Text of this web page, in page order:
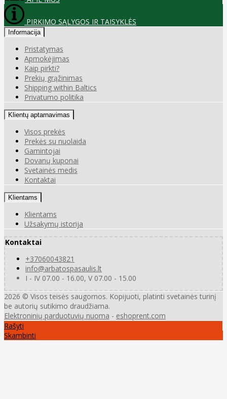
PIRKIMO SĄLYGOS IR TAISYKLĖS
Informacija
Pristatymas
Apmokėjimas
Kaip pirkti?
Prekių grąžinimas
Shipping within Baltics
Privatumo politika
Klientų aptarnavimas
Visos prekės
Prekės su nuolaida
Gamintojai
Dovanų kuponai
Svetainės medis
Kontaktai
Klientams
Klientams
Užsakymų istorija
Kontaktai
+37060043821
info@arbatospasaulis.lt
I - IV 07.00 - 16.00, V 07.00 - 15.00
2026 © Visos teisės saugomos. Kopijuoti, platinti svetainės turinį
be autorių sutikimo draudžiama.
Elektroninių parduotuvių nuoma - eshoprent.com
Rašyti
Skambinti